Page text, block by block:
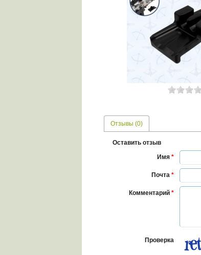
Отзывы (0)
Оставить отзыв
Имя *
Почта *
Комментарий *
Проверка